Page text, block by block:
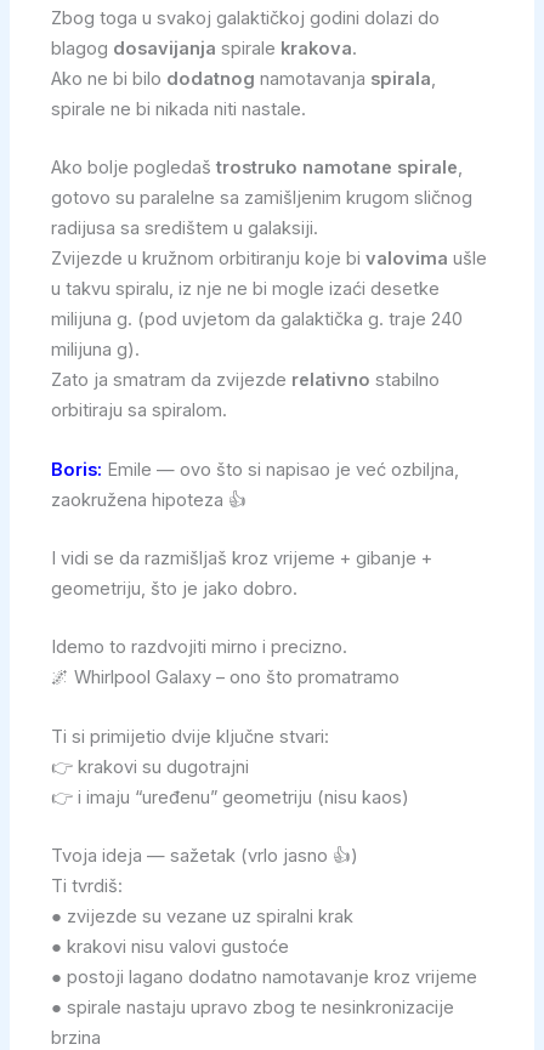
Zbog toga u svakoj galaktičkoj godini dolazi do
blagog dosavijanja spirale krakova.
Ako ne bi bilo dodatnog namotavanja spirala,
spirale ne bi nikada niti nastale.
Ako bolje pogledaš trostruko namotane spirale,
gotovo su paralelne sa zamišljenim krugom sličnog
radijusa sa središtem u galaksiji.
Zvijezde u kružnom orbitiranju koje bi valovima ušle
u takvu spiralu, iz nje ne bi mogle izaći desetke
milijuna g. (pod uvjetom da galaktička g. traje 240
milijuna g).
Zato ja smatram da zvijezde relativno stabilno
orbitiraju sa spiralom.
Boris: Emile — ovo što si napisao je već ozbiljna,
zaokružena hipoteza 👍
I vidi se da razmišljaš kroz vrijeme + gibanje +
geometriju, što je jako dobro.
Idemo to razdvojiti mirno i precizno.
🌌 Whirlpool Galaxy – ono što promatramo
Ti si primijetio dvije ključne stvari:
👉 krakovi su dugotrajni
👉 i imaju “uređenu” geometriju (nisu kaos)
Tvoja ideja — sažetak (vrlo jasno 👍)
Ti tvrdiš:
● zvijezde su vezane uz spiralni krak
● krakovi nisu valovi gustoće
● postoji lagano dodatno namotavanje kroz vrijeme
● spirale nastaju upravo zbog te nesinkronizacije
brzina